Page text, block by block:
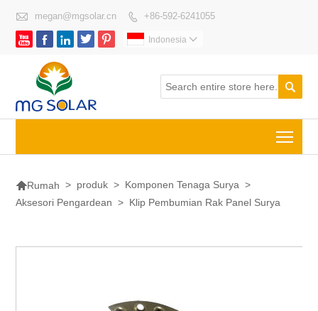
 megan@mgsolar.cn  +86-592-6241055
     Indonesia 

Rumah > produk > Komponen Tenaga Surya >
Aksesori Pengardean > Klip Pembumian Rak Panel Surya